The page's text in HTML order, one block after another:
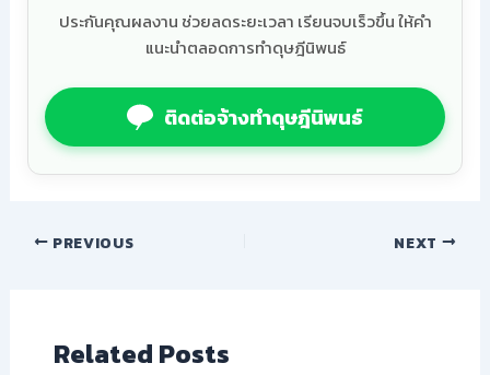
ประกันคุณผลงาน ช่วยลดระยะเวลา เรียนจบเร็วขึ้น ให้คำ
แนะนำตลอดการทำดุษฎีนิพนธ์
ติดต่อจ้างทำดุษฎีนิพนธ์
PREVIOUS NEXT
Related Posts